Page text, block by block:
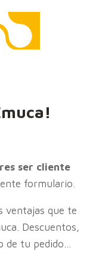
ser cliente
formulario.
ventajas que te
Descuentos,
de tu pedido...